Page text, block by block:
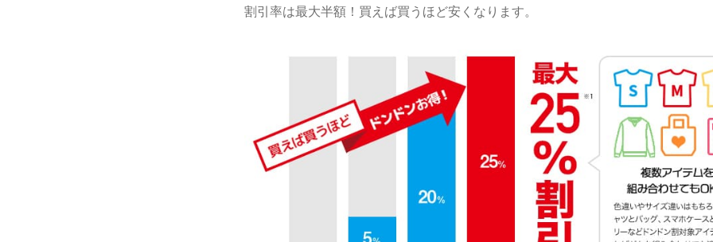
割引率は最大半額！買えば買うほど安くなります。